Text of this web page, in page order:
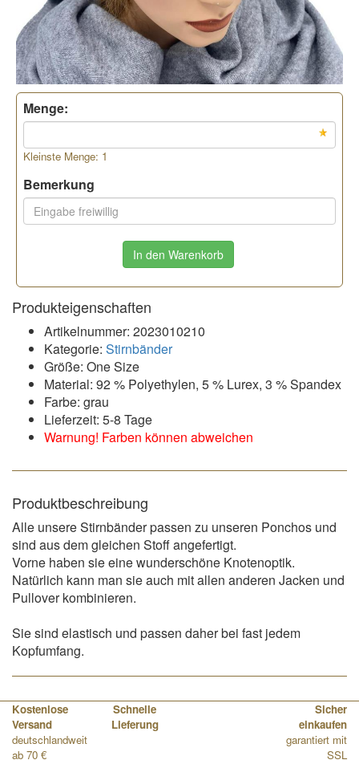
Menge:
Kleinste Menge: 1
Bemerkung
In den Warenkorb
Produkteigenschaften
Artikelnummer: 2023010210
Kategorie: Stirnbänder
Größe: One Size
Material: 92 % Polyethylen, 5 % Lurex, 3 % Spandex
Farbe: grau
Lieferzeit: 5-8 Tage
Warnung! Farben können abweichen
Produktbeschreibung
Alle unsere Stirnbänder passen zu unseren Ponchos und
sind aus dem gleichen Stoff angefertigt.
Vorne haben sie eine wunderschöne Knotenoptik.
Natürlich kann man sie auch mit allen anderen Jacken und
Pullover kombinieren.
Sie sind elastisch und passen daher bei fast jedem
Kopfumfang.
Kostenlose
Versand
deutschlandweit
ab 70 €
Schnelle
Lieferung
Sicher
einkaufen
garantiert mit
SSL